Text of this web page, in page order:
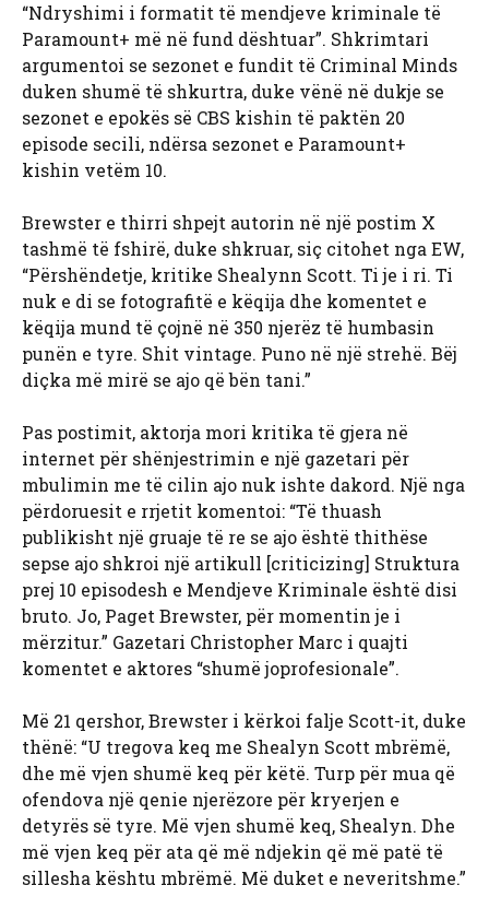
“Ndryshimi i formatit të mendjeve kriminale të
Paramount+ më në fund dështuar”. Shkrimtari
argumentoi se sezonet e fundit të Criminal Minds
duken shumë të shkurtra, duke vënë në dukje se
sezonet e epokës së CBS kishin të paktën 20
episode secili, ndërsa sezonet e Paramount+
kishin vetëm 10.
Brewster e thirri shpejt autorin në një postim X
tashmë të fshirë, duke shkruar, siç citohet nga EW,
“Përshëndetje, kritike Shealynn Scott. Ti je i ri. Ti
nuk e di se fotografitë e këqija dhe komentet e
këqija mund të çojnë në 350 njerëz të humbasin
punën e tyre. Shit vintage. Puno në një strehë. Bëj
diçka më mirë se ajo që bën tani.”
Pas postimit, aktorja mori kritika të gjera në
internet për shënjestrimin e një gazetari për
mbulimin me të cilin ajo nuk ishte dakord. Një nga
përdoruesit e rrjetit komentoi: “Të thuash
publikisht një gruaje të re se ajo është thithëse
sepse ajo shkroi një artikull [criticizing] Struktura
prej 10 episodesh e Mendjeve Kriminale është disi
bruto. Jo, Paget Brewster, për momentin je i
mërzitur.” Gazetari Christopher Marc i quajti
komentet e aktores “shumë joprofesionale”.
Më 21 qershor, Brewster i kërkoi falje Scott-it, duke
thënë: “U tregova keq me Shealyn Scott mbrëmë,
dhe më vjen shumë keq për këtë. Turp për mua që
ofendova një qenie njerëzore për kryerjen e
detyrës së tyre. Më vjen shumë keq, Shealyn. Dhe
më vjen keq për ata që më ndjekin që më patë të
sillesha kështu mbrëmë. Më duket e neveritshme.”